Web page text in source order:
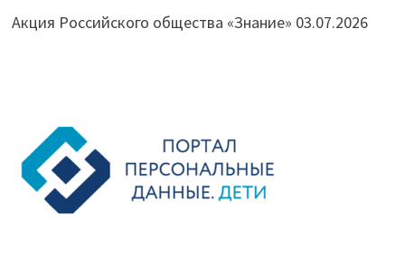
Акция Российского общества «Знание» 03.07.2026